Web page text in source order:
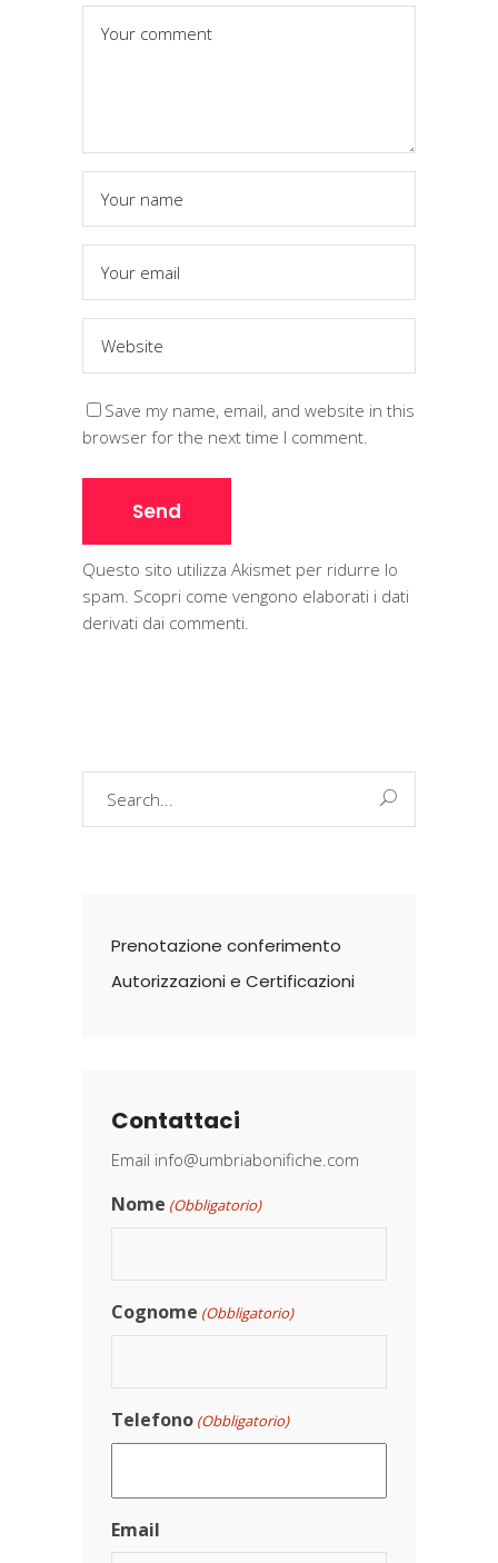
Save my name, email, and website in this
browser for the next time I comment.
Questo sito utilizza Akismet per ridurre lo
spam. Scopri come vengono elaborati i dati
derivati dai commenti.
Prenotazione conferimento
Autorizzazioni e Certificazioni
Contattaci
Email info@umbriabonifiche.com
Nome (Obbligatorio)
Cognome (Obbligatorio)
Telefono (Obbligatorio)
Email